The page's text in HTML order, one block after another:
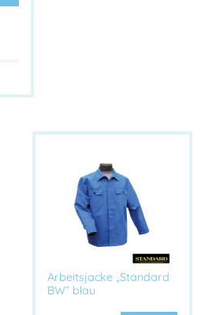
Arbeitsjacke „Standard
BW“ blau